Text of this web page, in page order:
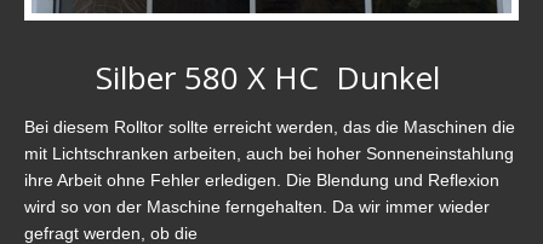
Silber 580 X HC Dunkel
Bei diesem Rolltor sollte erreicht werden, das die Maschinen die
mit Lichtschranken arbeiten, auch bei hoher Sonneneinstahlung
ihre Arbeit ohne Fehler erledigen. Die Blendung und Reflexion
wird so von der Maschine ferngehalten. Da wir immer wieder
gefragt werden, ob die